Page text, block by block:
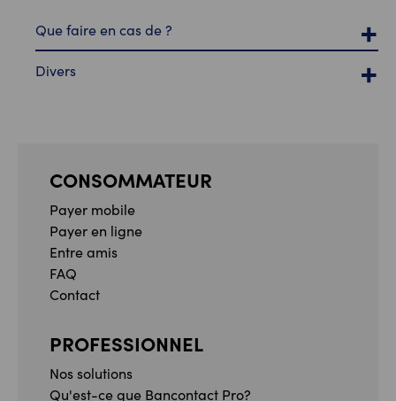
Que faire en cas de ?
Divers
CONSOMMATEUR
Payer mobile
Payer en ligne
Entre amis
FAQ
Contact
PROFESSIONNEL
Nos solutions
Qu'est-ce que Bancontact Pro?